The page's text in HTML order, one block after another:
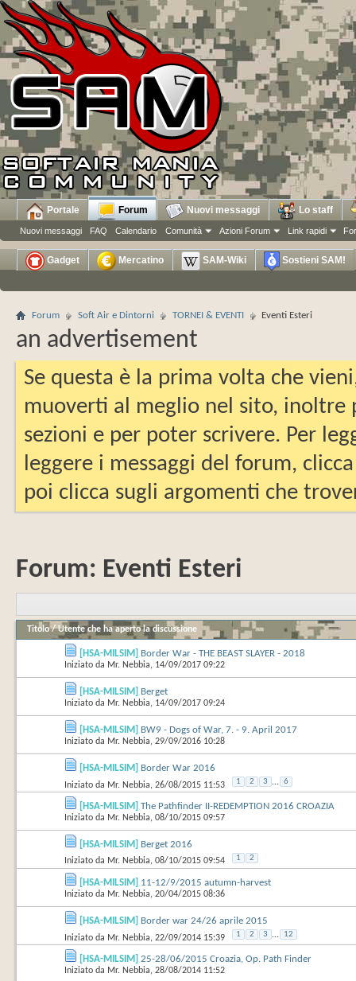
Portale Forum
Nuovi messaggi FAQ Calendario Comunità Azioni Forum Link rapidi
Nuovi messaggi Lo staff
Gadget Mercatino SAM-Wiki Sostieni SAM!
Forum Soft Air e Dintorni TORNEI & EVENTI Eventi Esteri
an advertisement
Se questa è la prima volta che
muoverti al meglio nel sito, inoltre
sezioni e per poter scrivere. Per
leggere i messaggi del forum,
poi clicca sugli argomenti che
Forum: Eventi Esteri
Titolo/Utente che ha aperto la discussione
[HSA-MILSIM] Border War - THE BEAST SLAYER - 2018
Iniziato da Mr. Nebbia‎, 14/09/2017 09:22
[HSA-MILSIM] Berget
Iniziato da Mr. Nebbia‎, 14/09/2017 09:24
[HSA-MILSIM] BW9 - Dogs of War, 7. - 9. April 2017
Iniziato da Mr. Nebbia‎, 29/09/2016 10:28
[HSA-MILSIM] Border War 2016
Iniziato da Mr. Nebbia‎, 26/08/2015 11:53 1 2 3 ... 6
[HSA-MILSIM] The Pathfinder II-REDEMPTION 2016 CROAZIA
Iniziato da Mr. Nebbia‎, 08/10/2015 09:57
[HSA-MILSIM] Berget 2016
Iniziato da Mr. Nebbia‎, 08/10/2015 09:54 1 2
[HSA-MILSIM] 11-12/9/2015 autumn-harvest
Iniziato da Mr. Nebbia‎, 20/04/2015 08:36
[HSA-MILSIM] Border war 24/26 aprile 2015
Iniziato da Mr. Nebbia‎, 22/09/2014 15:39 1 2 3 ... 12
[HSA-MILSIM] 25-28/06/2015 Croazia, Op. Path Finder
Iniziato da Mr. Nebbia‎, 28/08/2014 11:52